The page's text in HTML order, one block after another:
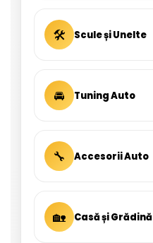
🛠 Scule și Unelte
🚘 Tuning Auto
🔧 Accesorii Auto
🏡 Casă și Grădină